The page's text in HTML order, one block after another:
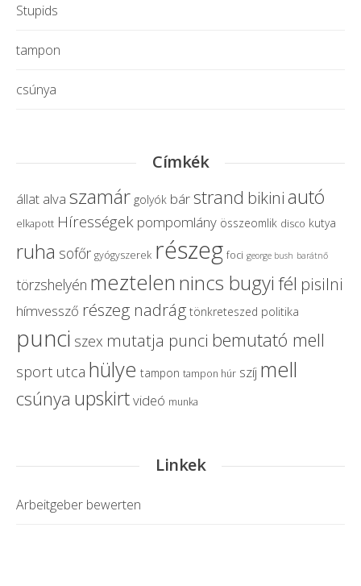
Stupids
tampon
csúnya
Címkék
állat alva szamár golyók bár strand bikiniautó
elkapott Hírességek pompomlány összeomlik disco kutya
ruha sofőr gyógyszerek részeg foci george bush barátnő
törzshelyén meztelen nincs bugyifél pisilni
hímvessző részeg nadrág tönkreteszed politika
punci szex mutatja punci bemutató mell
sport utca hülye tampon tampon húr szíj mell
csúnya upskirtvideó munka
Linkek
Arbeitgeber bewerten